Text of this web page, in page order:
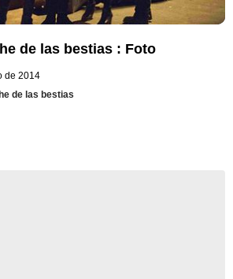
de las bestias : Foto
de 2014
de las bestias